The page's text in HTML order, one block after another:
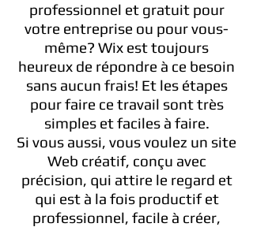
professionnel et gratuit pour
votre entreprise ou pour vous-
même? Wix est toujours
heureux de répondre à ce besoin
sans aucun frais! Et les étapes
pour faire ce travail sont très
simples et faciles à faire.
Si vous aussi, vous voulez un site
Web créatif, conçu avec
précision, qui attire le regard et
qui est à la fois productif et
professionnel, facile à créer,